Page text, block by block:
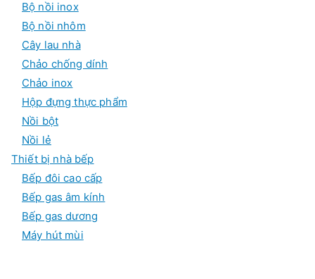
Bộ nồi inox
Bộ nồi nhôm
Cây lau nhà
Chảo chống dính
Chảo inox
Hộp đựng thực phẩm
Nồi bột
Nồi lẻ
Thiết bị nhà bếp
Bếp đôi cao cấp
Bếp gas âm kính
Bếp gas dương
Máy hút mùi